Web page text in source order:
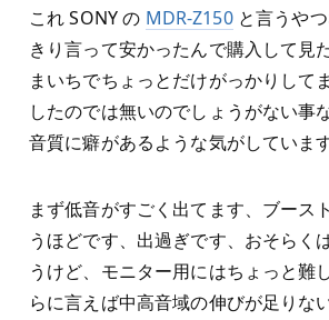
これ SONY の MDR-Z150と言うや
きり言って安かったんで購入して見
まいちでちょっとだけがっかりして
したのでは無いのでしょうがない事
音質に癖があるような気がしています
まず低音がすごく出てます、ブース
うほどです、出過ぎです、おそらく
うけど、モニター用にはちょっと難
らに言えば中高音域の伸びが足りな